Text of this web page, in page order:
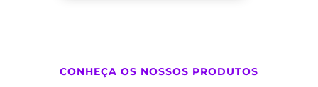
CONHEÇA OS NOSSOS PRODUTOS